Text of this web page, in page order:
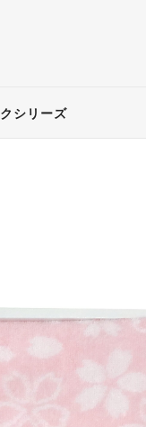
シリーズ